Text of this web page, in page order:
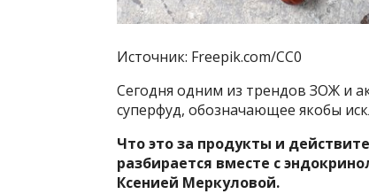
Источник: Freepik.com/CC0
Сегодня одним из трендов ЗОЖ и
суперфуд, обозначающее якобы
Что это за продукты и
разбирается вместе с
Ксенией Меркуловой.